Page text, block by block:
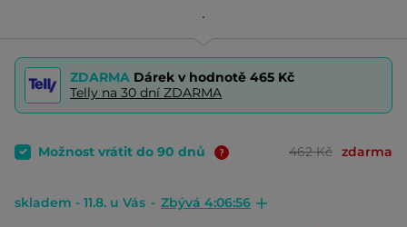
ZDARMA Dárek v hodnotě 465 Kč
Telly na 30 dní ZDARMA
Možnost vrátit do 90 dnů 462 Kč zdarma
skladem - 11.8. u Vás - Zbývá 4:06:56